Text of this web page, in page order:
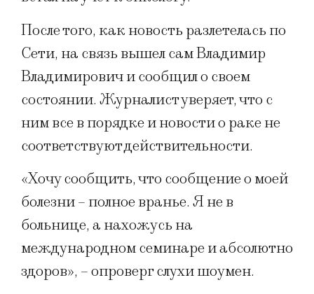
После того, как новость разлетелась по
Сети, на связь вышел сам Владимир
Владимирович и сообщил о своем
состоянии. Журналист уверяет, что с
ним все в порядке и новости о раке не
соответствуют действительности.
«Хочу сообщить, что сообщение о моей
болезни – полное вранье. Я не в
больнице, а нахожусь на
международном семинаре и абсолютно
здоров», – опроверг слухи шоумен.